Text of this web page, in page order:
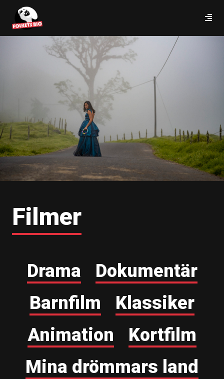
Filmer
Drama
Dokumentär
Barnfilm
Klassiker
Animation
Kortfilm
Mina drömmars land